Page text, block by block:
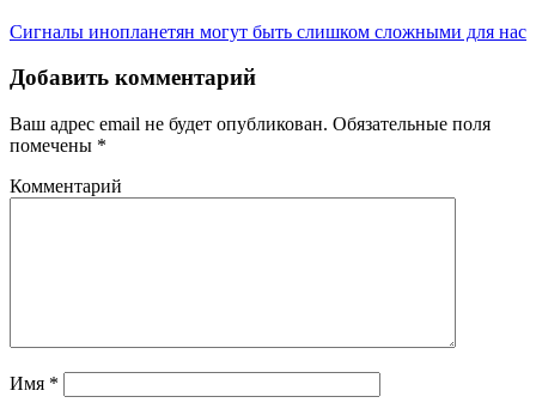
Сигналы инопланетян могут быть слишком сложными для нас
Добавить комментарий
Ваш адрес email не будет опубликован. Обязательные поля
помечены *
Комментарий
Имя *